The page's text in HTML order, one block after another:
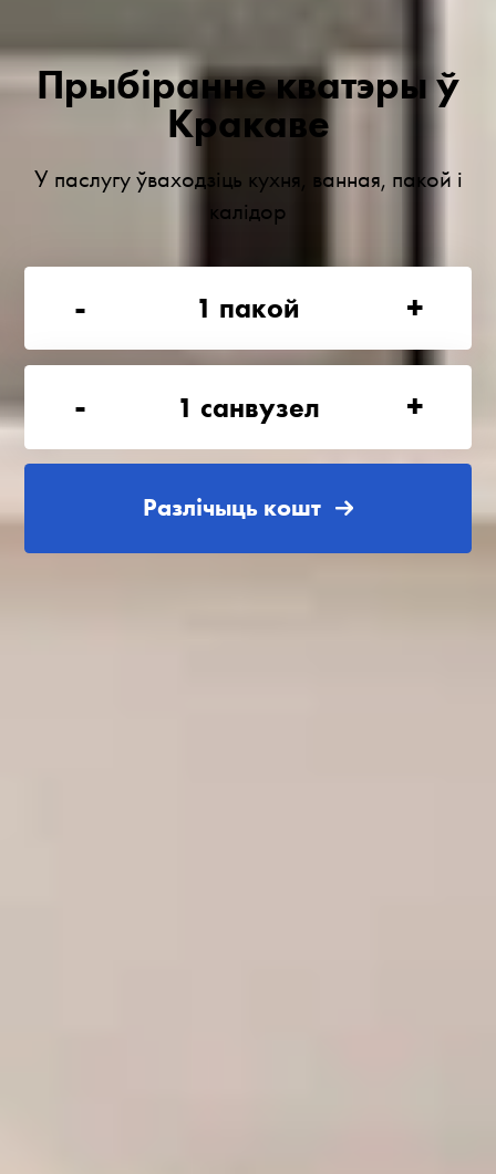
Прыбіранне кватэры ў
Кракаве
У паслугу ўваходзіць кухня, ванная, пакой і
калідор
- 1 пакой +
- 1 санвузел +
Разлічыць кошт